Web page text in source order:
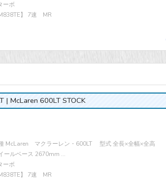
ーボ
】 7速 MR
| McLaren 600LT STOCK
McLaren マクラーレン・600LT 型式 全長×全幅×全高
ールベース 2670mm ...
ーボ
】 7速 MR